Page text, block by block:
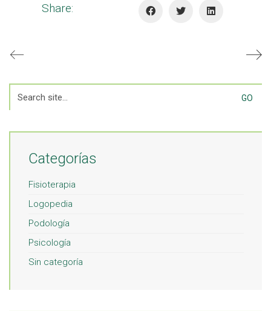
Share:
for:
Categorías
Fisioterapia
Logopedia
Podología
Psicología
Sin categoría